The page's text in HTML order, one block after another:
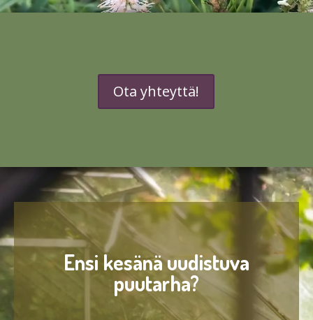
Ota yhteyttä!
Ensi kesänä uudistuva
puutarha?